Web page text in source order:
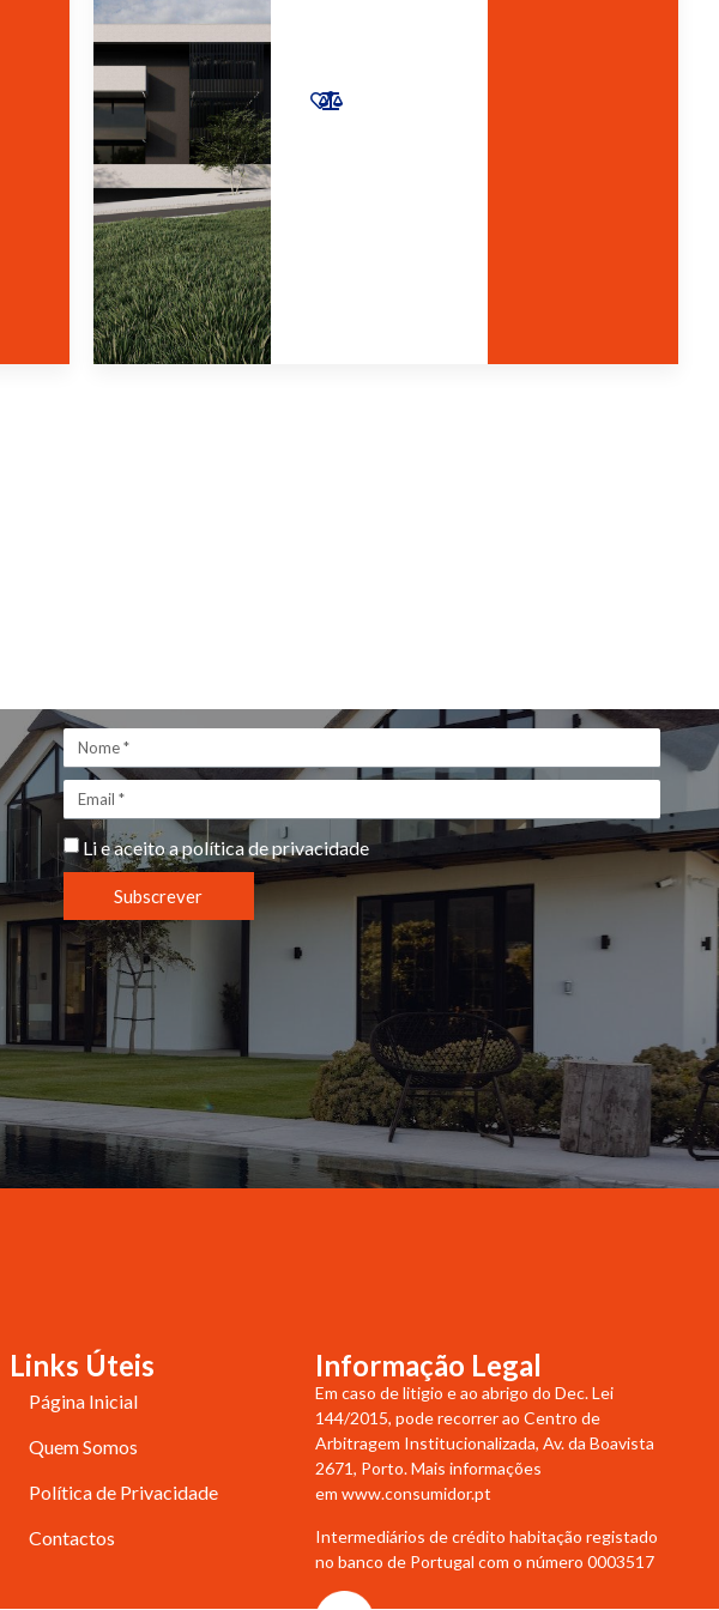
Li e aceito apolítica de privacidade
Subscrever
Links Úteis
Página Inicial
Quem Somos
Política de Privacidade
Contactos
Informação Legal
Em caso de litigio e ao abrigo do Dec. Lei
144/2015, pode recorrer ao Centro de
Arbitragem Institucionalizada, Av. da Boavista
2671, Porto. Mais informações
emwww.consumidor.pt
Intermediários de crédito habitação registado
no banco de Portugal com o número 0003517